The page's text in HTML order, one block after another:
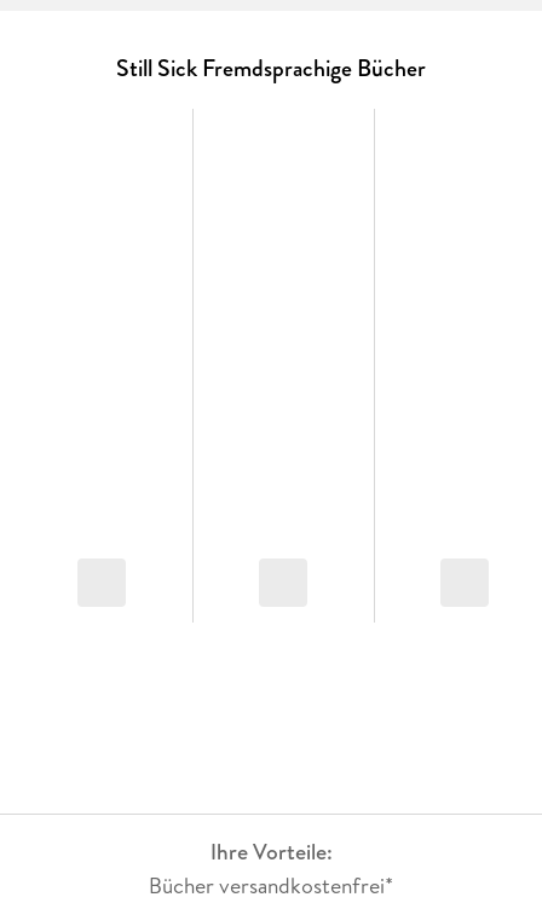
Still Sick Fremdsprachige Bücher
Ihre Vorteile:
Bücher versandkostenfrei*